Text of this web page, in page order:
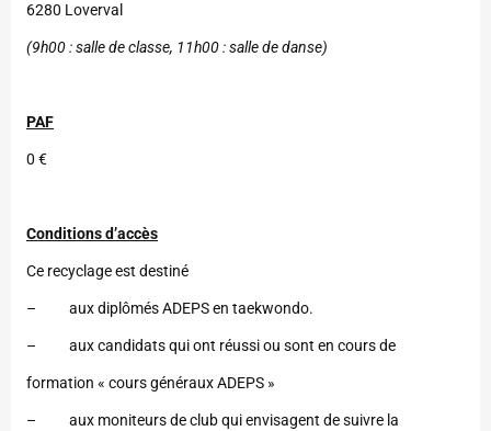
6280 Loverval
(9h00 : salle de classe, 11h00 : salle de danse)
PAF
0 €
Conditions d’accès
Ce recyclage est destiné
– aux diplômés ADEPS en taekwondo.
– aux candidats qui ont réussi ou sont en cours de
formation « cours généraux ADEPS »
– aux moniteurs de club qui envisagent de suivre la